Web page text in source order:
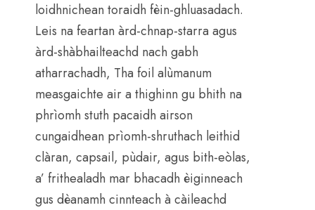
loidhnichean toraidh fèin-ghluasadach.
Leis na feartan àrd-chnap-starra agus
àrd-shàbhailteachd nach gabh
atharrachadh, Tha foil alùmanum
measgaichte air a thighinn gu bhith na
phrìomh stuth pacaidh airson
cungaidhean prìomh-shruthach leithid
clàran, capsail, pùdair, agus bith-eòlas,
a’ frithealadh mar bhacadh èiginneach
gus dèanamh cinnteach à càileachd